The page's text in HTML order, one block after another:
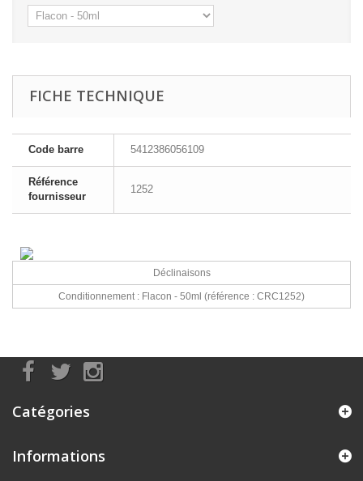
FICHE TECHNIQUE
Code barre 5412386056109
Référence
fournisseur
1252
Déclinaisons
Conditionnement : Flacon - 50ml (référence : CRC1252)
Catégories
Informations